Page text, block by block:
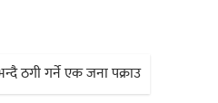
ठगी गर्ने एक जना पक्राउ